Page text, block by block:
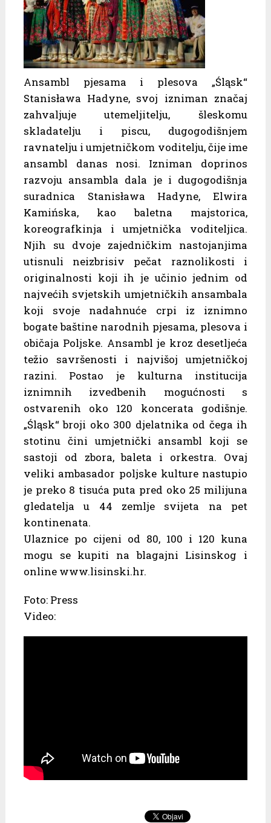
Ansambl pjesama i plesova „Śląsk“
Stanisława Hadyne, svoj izniman značaj
zahvaljuje utemeljitelju, šleskomu
skladatelju i piscu, dugogodišnjem
ravnatelju i umjetničkom voditelju, čije ime
ansambl danas nosi. Izniman doprinos
razvoju ansambla dala je i dugogodišnja
suradnica Stanisława Hadyne, Elwira
Kamińska, kao baletna majstorica,
koreografkinja i umjetnička voditeljica.
Njih su dvoje zajedničkim nastojanjima
utisnuli neizbrisiv pečat raznolikosti i
originalnosti koji ih je učinio jednim od
najvećih svjetskih umjetničkih ansambala
koji svoje nadahnuće crpi iz iznimno
bogate baštine narodnih pjesama, plesova i
običaja Poljske. Ansambl je kroz desetljeća
težio savršenosti i najvišoj umjetničkoj
razini. Postao je kulturna institucija
iznimnih izvedbenih mogućnosti s
ostvarenih oko 120 koncerata godišnje.
„Śląsk“ broji oko 300 djelatnika od čega ih
stotinu čini umjetnički ansambl koji se
sastoji od zbora, baleta i orkestra. Ovaj
veliki ambasador poljske kulture nastupio
je preko 8 tisuća puta pred oko 25 milijuna
gledatelja u 44 zemlje svijeta na pet
kontinenata.
Ulaznice po cijeni od 80, 100 i 120 kuna
mogu se kupiti na blagajni Lisinskog i
online www.lisinski.hr.
Foto: Press
Video: